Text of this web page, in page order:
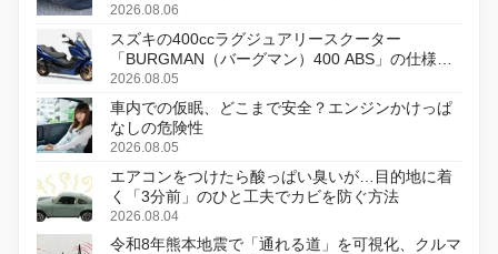
2026.08.06
スズキの400ccラグジュアリースクーター
「BURGMAN（バーグマン）400 ABS」の仕様を
変更し、8月18日に発売
2026.08.05
車内での仮眠、どこまで安全？エンジンかけっぱ
なしの危険性
2026.08.05
エアコンをつけたら酸っぱい臭いが…目的地に着
く「3分前」のひと工夫でカビを防ぐ方法
2026.08.04
令和8年熊本地震で「通れる道」を可視化、クルマ